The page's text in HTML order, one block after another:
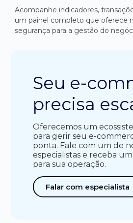
Acompanhe indicadores,
um painel completo que oferece
segurança para a gestão do
Seu e-
precisa
Oferecemos um
para gerir seu e-
ponta. Fale com um de
especialistas e receba
para sua operação.
Falar com especialista